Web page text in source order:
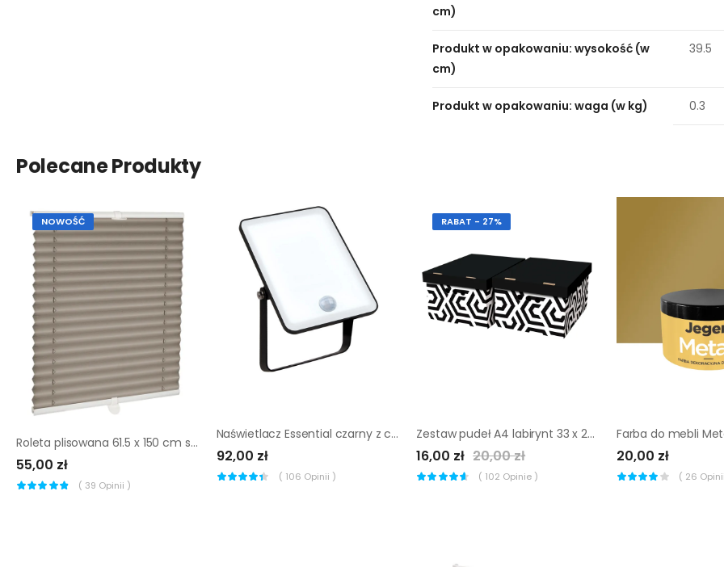
cm)
Produkt w opakowaniu: wysokość (w
cm)
39.5
Produkt w opakowaniu: waga (w kg) 0.3
Polecane Produkty
NOWOŚĆ
Roleta plisowana 61.5 x 150 cm szara Inspire
55,00 zł
( 39 Opinii )
Naświetlacz Essential czarny z czujnikiem IP65 1600 lm LED Ledvance
92,00 zł
( 106 Opinii )
RABAT - 27%
Zestaw pudeł A4 labirynt 33 x 25 x 18 cm 2 szt. Global Pak
16,00 zł 20,00 zł
( 102 Opinie )
20,00 zł
( 26